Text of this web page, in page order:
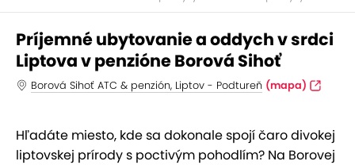
Príjemné ubytovanie a oddych v srdci
Liptova v penzióne Borová Sihoť
Borová Sihoť ATC & penzión, Liptov - Podtureň (mapa)
Hľadáte miesto, kde sa dokonale spojí čaro divokej
liptovskej prírody s poctivým pohodlím? Na Borovej